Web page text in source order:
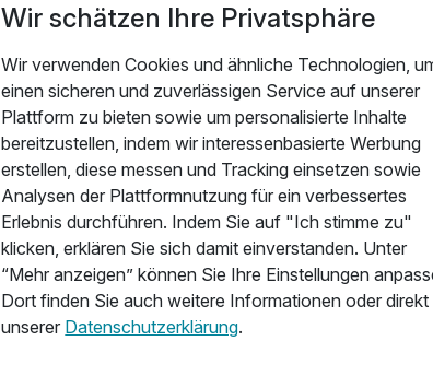
Wir schätzen Ihre Privatsphäre
Wir verwenden Cookies und ähnliche Technologien,
einen sicheren und zuverlässigen Service auf unserer
Plattform zu bieten sowie um personalisierte Inhalte
bereitzustellen, indem wir interessenbasierte Werbung
erstellen, diese messen und Tracking einsetzen sowie
Analysen der Plattformnutzung für ein verbessertes
Erlebnis durchführen. Indem Sie auf "Ich stimme zu"
klicken, erklären Sie sich damit einverstanden. Unter
“Mehr anzeigen” können Sie Ihre Einstellungen
Dort finden Sie auch weitere Informationen oder direkt
unserer Datenschutzerklärung.